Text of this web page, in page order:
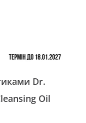
Dr.
Oil